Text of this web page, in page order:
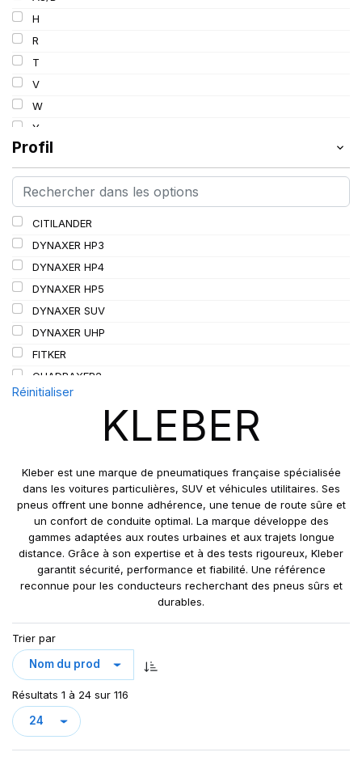
109/106
110/108
112A8/109B
114/111
115/113
116/113
116/114
127/127
144/141
H
R
T
V
W
Y
Profil
CITILANDER
DYNAXER HP3
DYNAXER HP4
DYNAXER HP5
DYNAXER SUV
DYNAXER UHP
FITKER
QUADRAXER2
SUP 8L
XL DYNAXER UHP
Réinitialiser
KLEBER
Kleber est une marque de pneumatiques française spécialisée
dans les voitures particulières, SUV et véhicules utilitaires. Ses
pneus offrent une bonne adhérence, une tenue de route sûre et
un confort de conduite optimal. La marque développe des
gammes adaptées aux routes urbaines et aux trajets longue
distance. Grâce à son expertise et à des tests rigoureux, Kleber
garantit sécurité, performance et fiabilité. Une référence
reconnue pour les conducteurs recherchant des pneus sûrs et
durables.
Trier par
Résultats 1 à 24 sur 116